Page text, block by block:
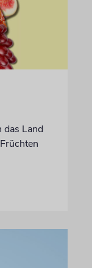
Land